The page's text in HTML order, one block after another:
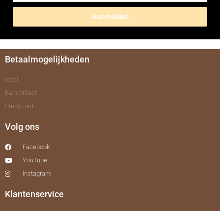
Aanmelden
Betaalmogelijkheden
Ideal
Bancontact
Creditcard
Volg ons
Facebook
YouTube
Instagram
Klantenservice